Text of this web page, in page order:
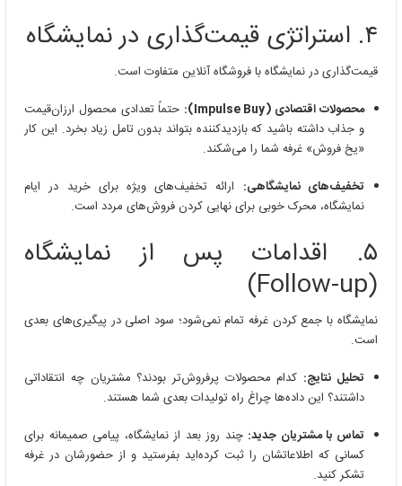
۴. استراتژی قیمت‌گذاری در نمایشگاه
قیمت‌گذاری در نمایشگاه با فروشگاه آنلاین متفاوت است.
محصولات اقتصادی (Impulse Buy):
حتماً تعدادی محصول ارزان‌قیمت
و جذاب داشته باشید که بازدیدکننده بتواند بدون تامل زیاد بخرد. این کار
«یخ فروش» غرفه شما را می‌شکند.
تخفیف‌های نمایشگاهی: ارائه تخفیف‌های ویژه برای خرید در ایام
نمایشگاه، محرک خوبی برای نهایی کردن فروش‌های مردد است.
۵. اقدامات پس از نمایشگاه
(Follow-up)
نمایشگاه با جمع کردن غرفه تمام نمی‌شود؛ سود اصلی در پیگیری‌های بعدی
است.
تحلیل نتایج: کدام محصولات پرفروش‌تر بودند؟ مشتریان چه انتقاداتی
داشتند؟ این داده‌ها چراغ راه تولیدات بعدی شما هستند.
تماس با مشتریان جدید: چند روز بعد از نمایشگاه، پیامی صمیمانه برای
کسانی که اطلاعاتشان را ثبت کرده‌اید بفرستید و از حضورشان در غرفه
تشکر کنید.